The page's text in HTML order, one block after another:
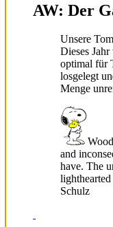
AW: Der
Unsere
Dieses
optimal für
losgelegt
Menge
and
have. The
Schulz